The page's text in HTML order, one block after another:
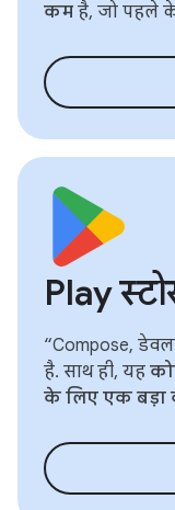
कम है, जो पहले
Play
“Compose,
है. साथ ही, यह
के लिए एक बड़ा